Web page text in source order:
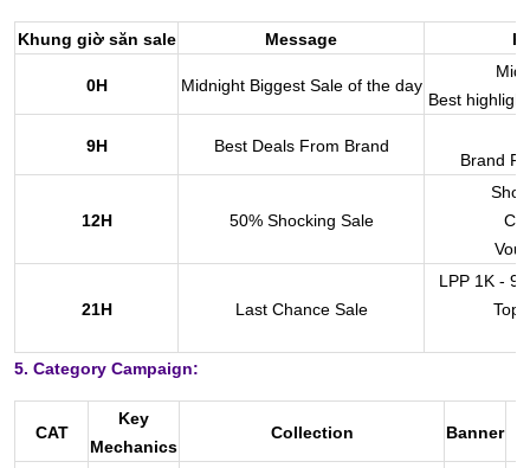
Khung giờ săn sale Message
0H Midnight Biggest Sale of the day
Best
9H Best Deals From Brand
Brand
12H 50% Shocking Sale
21H Last Chance Sale
LPP 1K -
Top
5. Category Campaign:
CAT
Key
Mechanics
Collection Banner